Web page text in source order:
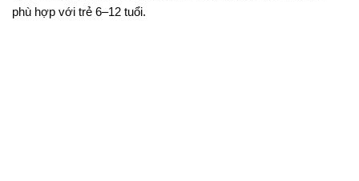
phù hợp với trẻ 6–12 tuổi.